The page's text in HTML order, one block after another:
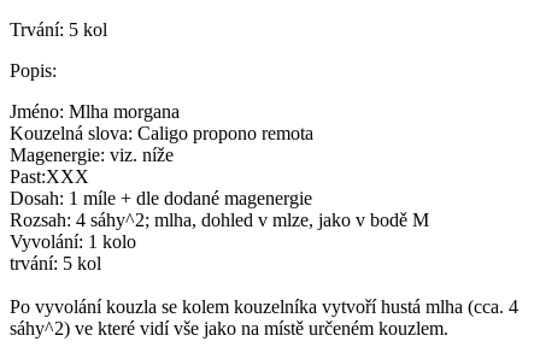
Trvání: 5 kol
Popis:
Jméno: Mlha morgana
Kouzelná slova: Caligo propono remota
Magenergie: viz. níže
Past:XXX
Dosah: 1 míle + dle dodané magenergie
Rozsah: 4 sáhy^2; mlha, dohled v mlze, jako v bodě M
Vyvolání: 1 kolo
trvání: 5 kol
Po vyvolání kouzla se kolem kouzelníka vytvoří hustá mlha (cca. 4
sáhy^2) ve které vidí vše jako na místě určeném kouzlem.